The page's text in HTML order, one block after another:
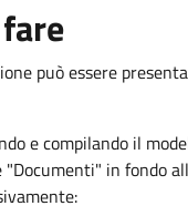
può essere
e compilando il
"Documenti" in fondo